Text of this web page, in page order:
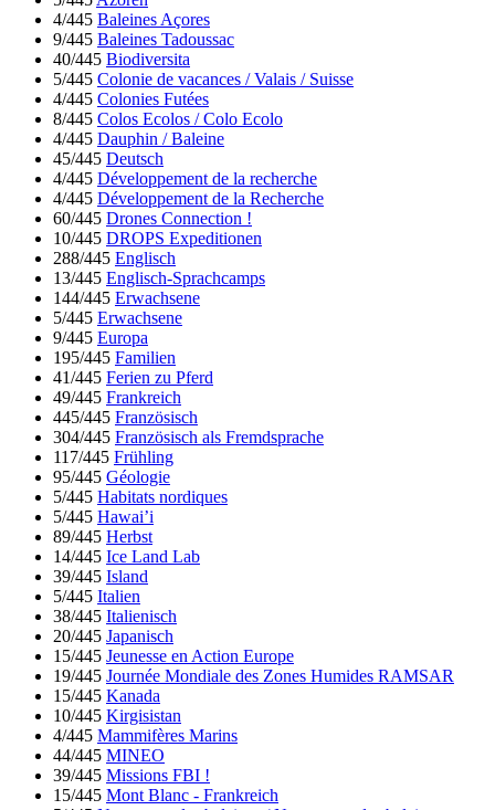
4/445 Baleines Açores
9/445 Baleines Tadoussac
40/445 Biodiversita
5/445 Colonie de vacances / Valais / Suisse
4/445 Colonies Futées
8/445 Colos Ecolos / Colo Ecolo
4/445 Dauphin / Baleine
45/445 Deutsch
4/445 Développement de la recherche
4/445 Développement de la Recherche
60/445 Drones Connection !
10/445 DROPS Expeditionen
288/445 Englisch
13/445 Englisch-Sprachcamps
144/445 Erwachsene
5/445 Erwachsene
9/445 Europa
195/445 Familien
41/445 Ferien zu Pferd
49/445 Frankreich
445/445 Französisch
304/445 Französisch als Fremdsprache
117/445 Frühling
95/445 Géologie
5/445 Habitats nordiques
5/445 Hawai’i
89/445 Herbst
14/445 Ice Land Lab
39/445 Island
5/445 Italien
38/445 Italienisch
20/445 Japanisch
15/445 Jeunesse en Action Europe
19/445 Journée Mondiale des Zones Humides RAMSAR
15/445 Kanada
10/445 Kirgisistan
4/445 Mammifères Marins
44/445 MINEO
39/445 Missions FBI !
15/445 Mont Blanc - Frankreich